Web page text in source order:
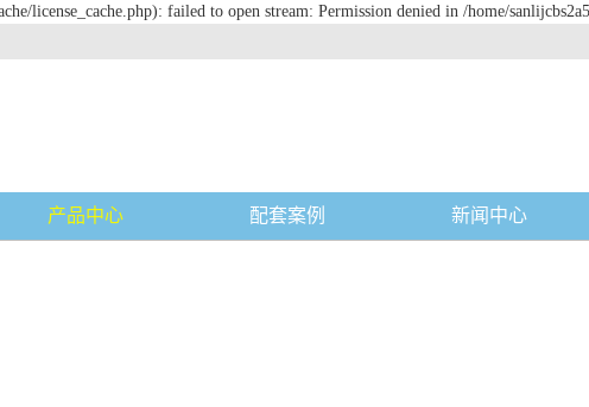
license_cache.php): failed to open stream: Permission denied in /home/
产品中心 配套案例 新闻中心